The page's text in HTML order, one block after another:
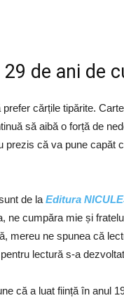
29 de ani de
cărțile tipărite.
să aibă o forță de
că va pune capăt
de la Editura
ne cumpăra mie și
mereu ne spunea că
lectură s-a
că a luat ființă în anul